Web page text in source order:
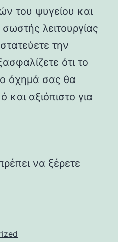
του ψυγείου και
λειτουργίας
την
ότι το
όχημά σας θα
και αξιόπιστο για
να ξέρετε